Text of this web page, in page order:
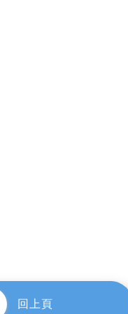
回上頁